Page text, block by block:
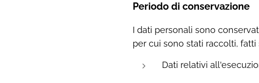
Periodo di conservazione
I dati personali sono
per cui sono stati raccolti,
Dati relativi